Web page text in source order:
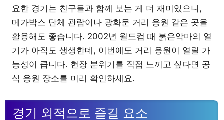
요한 경기는 친구들과 함께 보는 게 더 재미있으니,
메가박스 단체 관람이나 광화문 거리 응원 같은 곳을
활용해도 좋습니다. 2002년 월드컵 때 붉은악마의 열
기가 아직도 생생한데, 이번에도 거리 응원이 열릴 가
능성이 큽니다. 현장 분위기를 직접 느끼고 싶다면 공
식 응원 장소를 미리 확인하세요.
경기 외적으로 즐길 요소